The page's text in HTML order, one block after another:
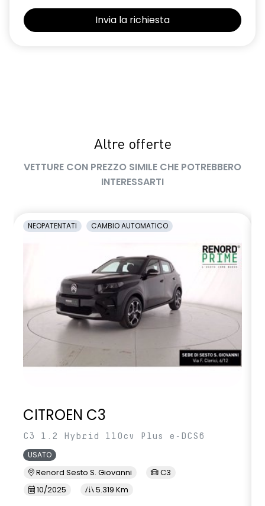
Retrovisore interno con antiabbagliamento manuale
Sistema di accesso e avviamento senza chiave
Sistema di rilevamento stato di vigilanza del conducente
Volante regolabile in altezza e profondità
Altre offerte
VETTURE CON PREZZO SIMILE CHE POTREBBERO
INTERESSARTI
NEOPATENTATI CAMBIO AUTOMATICO
CITROEN C3
C3 1.2 Hybrid 110cv Plus e-DCS6
USATO
Renord Sesto S. Giovanni
C3
10/2025
5.319 Km